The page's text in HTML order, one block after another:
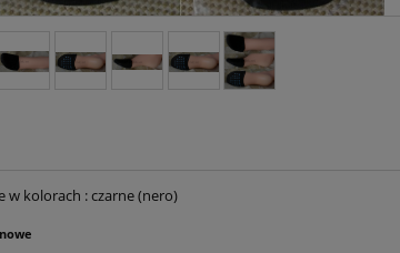
w kolorach : czarne (nero)